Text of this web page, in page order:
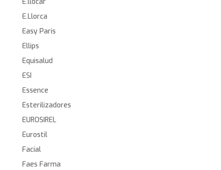
E.Llorca
Easy Paris
Ellips
Equisalud
ESI
Essence
Esterilizadores
EUROSIREL
Eurostil
Facial
Faes Farma